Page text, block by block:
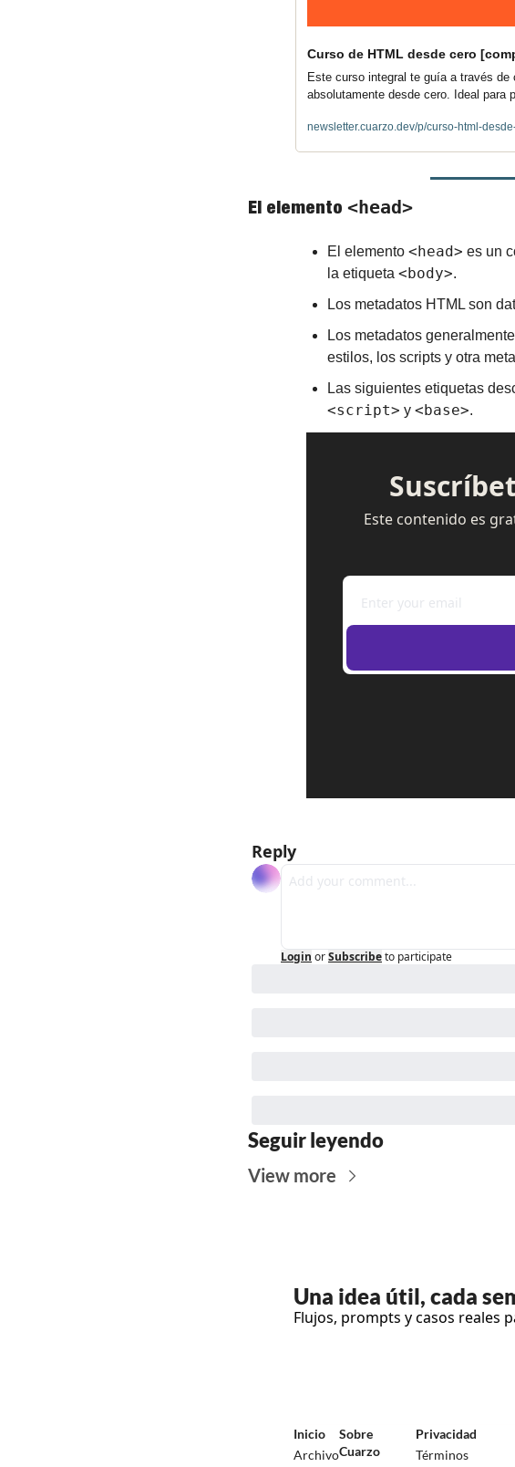
Curso de HTML desde cero
Este curso integral te guía a través
absolutamente desde cero. Ideal para
newsletter.cuarzo.dev/p/curso-html-
El elemento <head>
El elemento <head> es un
la etiqueta <body>.
Los metadatos HTML son
Los metadatos
estilos, los scripts y otra
Las siguientes etiquetas
<script> y <base>.
Este contenido es
Reply
Login orSubscribeto participate
Seguir leyendo
View more
Una idea útil, cada
Flujos, prompts y casos reales
Inicio
Archivo
Sobre
Cuarzo
Privacidad
Términos